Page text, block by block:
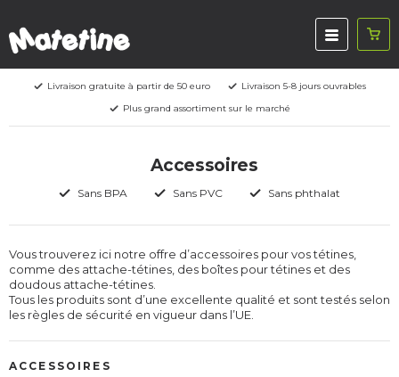
Livraison gratuite à partir de 50 euro
Livraison 5-8 jours ouvrables
Plus grand assortiment sur le marché
Accessoires
Sans BPA Sans PVC Sans phthalat
Vous trouverez ici notre offre d’accessoires pour vos tétines,
comme des attache-tétines, des boîtes pour tétines et des
doudous attache-tétines.
Tous les produits sont d’une excellente qualité et sont testés selon
les règles de sécurité en vigueur dans l’UE.
ACCESSOIRES